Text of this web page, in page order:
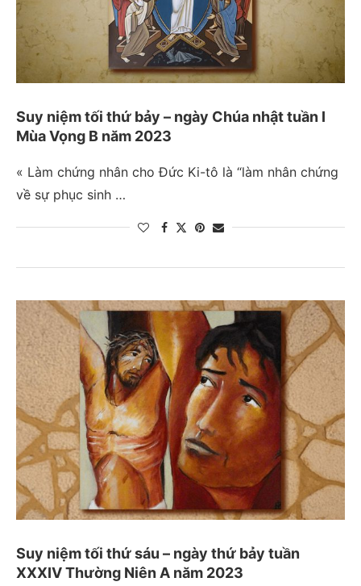
Suy niệm tối thứ bảy – ngày Chúa nhật tuần I
Mùa Vọng B năm 2023
« Làm chứng nhân cho Đức Ki-tô là “làm nhân chứng
về sự phục sinh …
Suy niệm tối thứ sáu – ngày thứ bảy tuần
XXXIV Thường Niên A năm 2023